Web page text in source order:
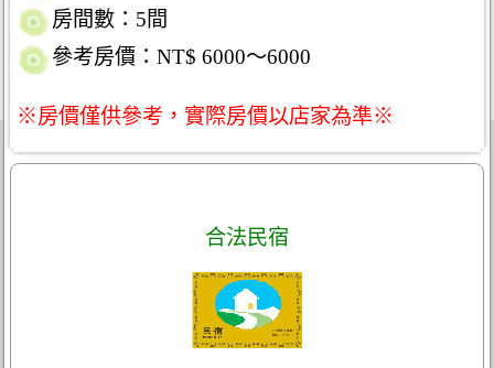
房間數：5間
參考房價：NT$ 6000～6000
※房價僅供參考，實際房價以店家為準※
合法民宿